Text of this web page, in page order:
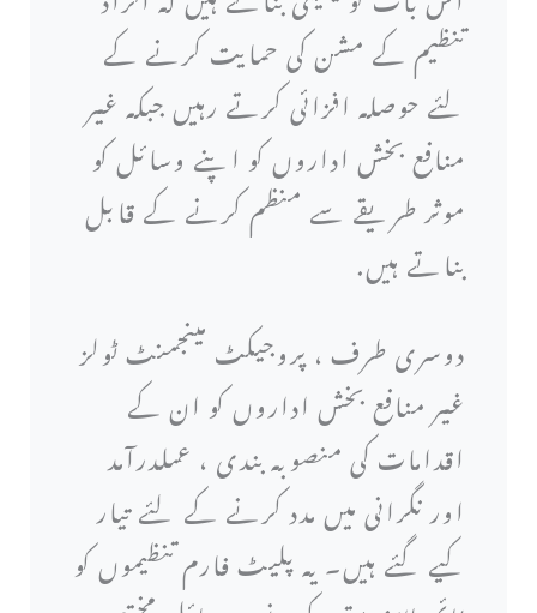
تنظیم کے مشن کی حمایت کرنے کے
لئے حوصلہ افزائی کرتے رہیں جبکہ غیر
منافع بخش اداروں کو اپنے وسائل کو
موثر طریقے سے منظم کرنے کے قابل
بناتے ہیں.
دوسری طرف ، پروجیکٹ مینجمنٹ ٹولز
غیر منافع بخش اداروں کو ان کے
اقدامات کی منصوبہ بندی ، عملدرآمد
اور نگرانی میں مدد کرنے کے لئے تیار
کیے گئے ہیں۔ یہ پلیٹ فارم تنظیموں کو